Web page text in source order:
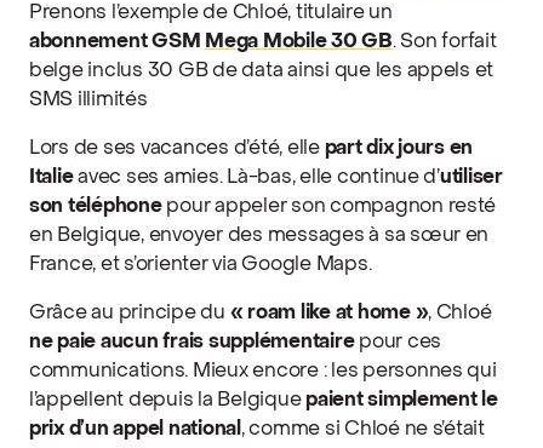
Prenons l’exemple de Chloé, titulaire un
abonnement GSM
Mega Mobile 30 GB. Son forfait
belge inclus 30 GB de data ainsi que les appels et
SMS illimités
Lors de ses vacances d’été, elle part dix jours en
Italieavec ses amies. Là-bas, elle continue d’utiliser
son téléphonepour appeler son compagnon resté
en Belgique, envoyer des messages à sa sœur en
France, et s’orienter via Google Maps.
Grâce au principe du « roam like at home », Chloé
ne paie aucun frais supplémentairepour ces
communications. Mieux encore : les personnes qui
l’appellent depuis la Belgiquepaient simplement le
prix d’un appel national , comme si Chloé ne s’était